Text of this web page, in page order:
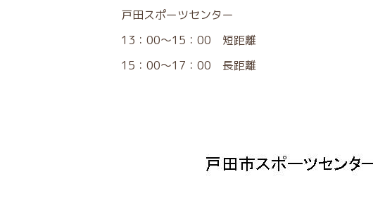
戸田スポーツセンター
13：00～15：00 短距離
15：00～17：00 長距離